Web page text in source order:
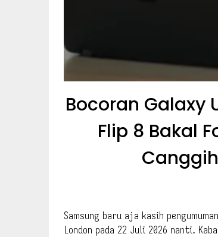
Bocoran Galaxy
Flip 8 Bakal
Samsung baru aja kasih
London pada 22 Juli 2026 nanti.